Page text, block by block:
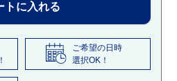
トに入れる
ご希望の日時
選択OK！